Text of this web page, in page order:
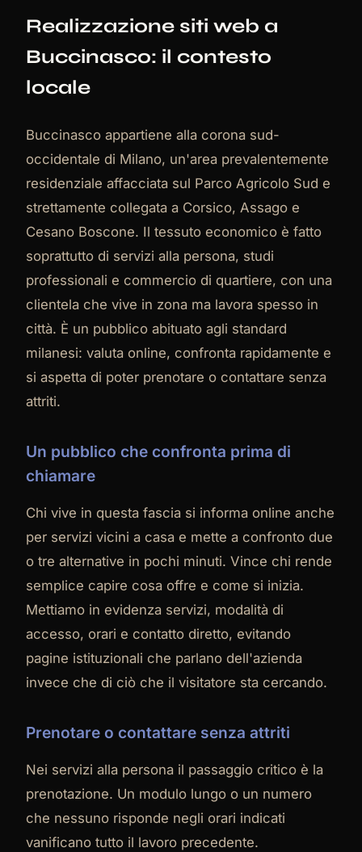
Realizzazione siti web a
Buccinasco: il contesto
locale
Buccinasco appartiene alla corona sud-
occidentale di Milano, un'area prevalentemente
residenziale affacciata sul Parco Agricolo Sud e
strettamente collegata a Corsico, Assago e
Cesano Boscone. Il tessuto economico è fatto
soprattutto di servizi alla persona, studi
professionali e commercio di quartiere, con una
clientela che vive in zona ma lavora spesso in
città. È un pubblico abituato agli standard
milanesi: valuta online, confronta rapidamente e
si aspetta di poter prenotare o contattare senza
attriti.
Un pubblico che confronta prima di
chiamare
Chi vive in questa fascia si informa online anche
per servizi vicini a casa e mette a confronto due
o tre alternative in pochi minuti. Vince chi rende
semplice capire cosa offre e come si inizia.
Mettiamo in evidenza servizi, modalità di
accesso, orari e contatto diretto, evitando
pagine istituzionali che parlano dell'azienda
invece che di ciò che il visitatore sta cercando.
Prenotare o contattare senza attriti
Nei servizi alla persona il passaggio critico è la
prenotazione. Un modulo lungo o un numero
che nessuno risponde negli orari indicati
vanificano tutto il lavoro precedente.